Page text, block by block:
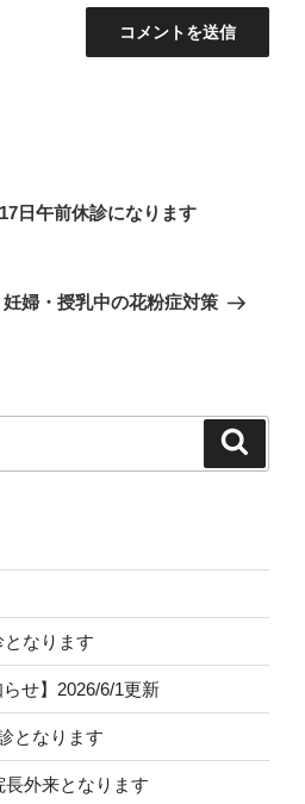
日午前休診になります
婦・授乳中の花粉症対策
なります
せ】2026/6/1更新
となります
外来となります